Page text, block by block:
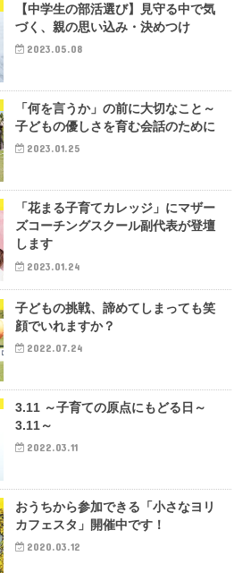
【中学生の部活選び】見守る中で気
づく、親の思い込み・決めつけ
2023.05.08
「何を言うか」の前に大切なこと～
子どもの優しさを育む会話のために
2023.01.25
「花まる子育てカレッジ」にマザー
ズコーチングスクール副代表が登壇
します
2023.01.24
子どもの挑戦、諦めてしまっても笑
顔でいれますか？
2022.07.24
3.11 ～子育ての原点にもどる日～
3.11～
2022.03.11
おうちから参加できる「小さなヨリ
カフェスタ」開催中です！
2020.03.12